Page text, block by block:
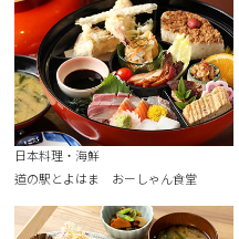
日本料理・海鮮
道の駅とよはま おーしゃん食堂